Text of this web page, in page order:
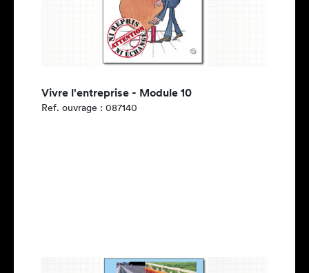
Vivre l'entreprise - Module 10
Ref. ouvrage : 087140